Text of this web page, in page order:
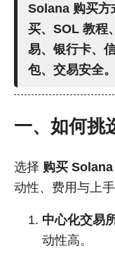
Solana 购买方
买、SOL 教程
易、银行卡、
包、交易安全。
一、如何挑
选择 购买
动性、费用与上
中心化交易
动性高。